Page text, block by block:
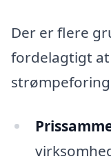
Der er flere
fordelagtigt